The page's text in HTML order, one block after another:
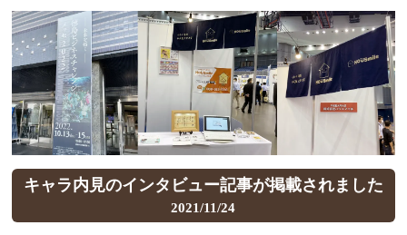
キャラ内見のインタビュー記事が掲載されました
2021/11/24